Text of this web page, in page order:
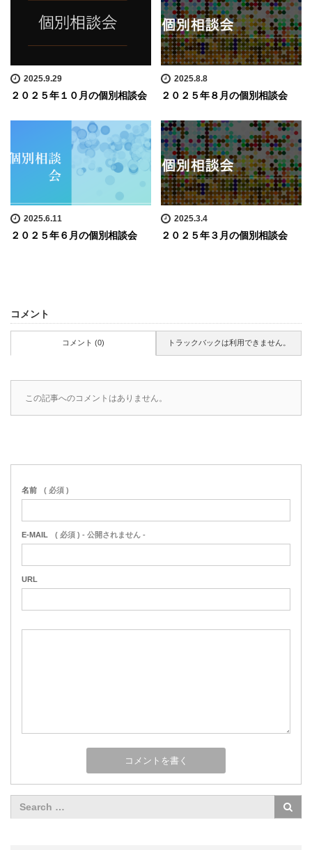
2025.9.29
２０２５年１０月の個別相談会
2025.8.8
２０２５年８月の個別相談会
2025.6.11
２０２５年６月の個別相談会
2025.3.4
２０２５年３月の個別相談会
コメント
コメント (0) トラックバックは利用できません。
この記事へのコメントはありません。
名前 ( 必須 )
E-MAIL ( 必須 ) - 公開されません -
URL